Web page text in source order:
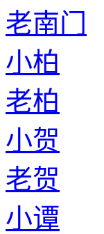
老南门
小柏
老柏
小贺
老贺
小谭